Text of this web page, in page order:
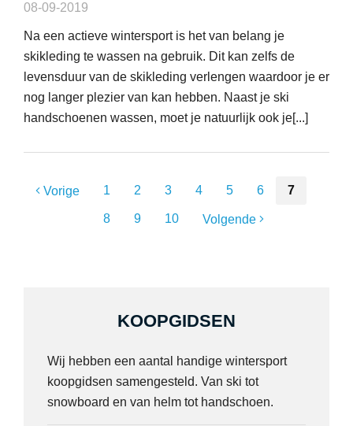
08-09-2019
Na een actieve wintersport is het van belang je
skikleding te wassen na gebruik. Dit kan zelfs de
levensduur van de skikleding verlengen waardoor je er
nog langer plezier van kan hebben. Naast je ski
handschoenen wassen, moet je natuurlijk ook je[...]
Vorige 1 2 3 4 5 6 7
8 9 10 Volgende
KOOPGIDSEN
Wij hebben een aantal handige wintersport
koopgidsen samengesteld. Van ski tot
snowboard en van helm tot handschoen.